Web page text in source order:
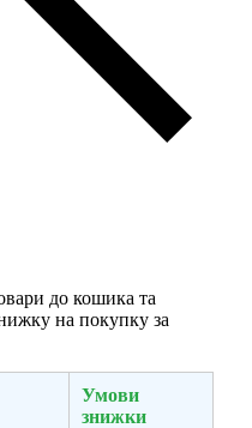
до кошика та
на покупку за
Умови
знижки